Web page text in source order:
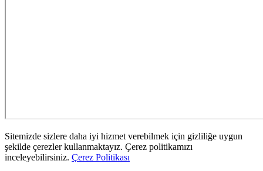
Sitemizde sizlere daha iyi hizmet verebilmek için gizliliğe uygun
şekilde çerezler kullanmaktayız. Çerez politikamızı
inceleyebilirsiniz. Çerez Politikası